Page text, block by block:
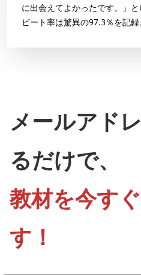
に出会えてよかったです。」
ピート率は驚異の97.3％を記録
メールアド
るだけで、
教材を今す
す！